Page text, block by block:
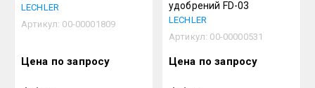
LECHLER
Артикул: 00-00001809
Цена по запросу
удобрений FD-03
LECHLER
Артикул: 00-00000531
Цена по запросу